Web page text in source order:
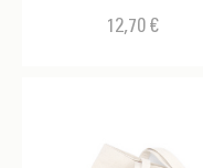
12,70 €